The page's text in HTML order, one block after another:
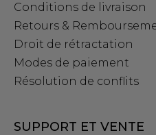
Conditions de livraison
Retours &
Droit de rétractation
Modes de paiement
Résolution de conflits
SUPPORT ET VENTE